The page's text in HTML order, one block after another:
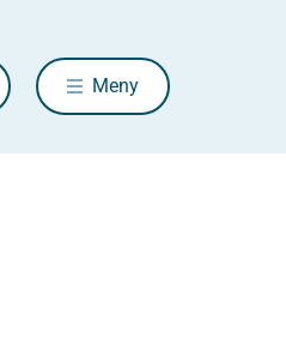
Meny